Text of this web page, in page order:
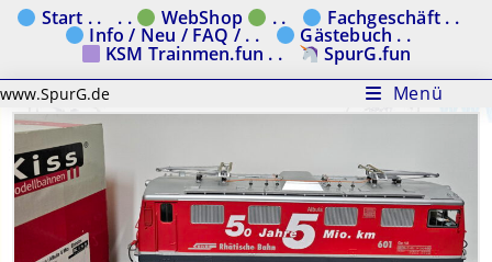
Zum Start . . . . WebShop . . Fachgeschäft . .
Info / Neu / FAQ / . . Gästebuch . .
KSM Trainmen.fun . . SpurG.fun
www.SpurG.de Menü